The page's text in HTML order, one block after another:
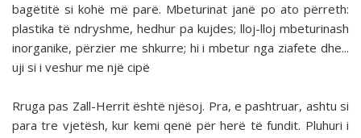
bagëtitë si kohë më parë. Mbeturinat janë po ato përreth:
plastika të ndryshme, hedhur pa kujdes; lloj-lloj mbeturinash
inorganike, përzier me shkurre; hi i mbetur nga ziafete dhe...
uji si i veshur me një cipë
Rruga pas Zall-Herrit është njësoj. Pra, e pashtruar, ashtu si
para tre vjetësh, kur kemi qenë për herë të fundit. Pluhuri i